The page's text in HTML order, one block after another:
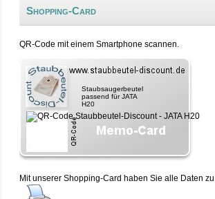
Shopping-Card
QR-Code mit einem Smartphone scannen.
Staubsaugerbeutel
passend für JATA
H20
Mit unserer Shopping-Card haben Sie alle Daten